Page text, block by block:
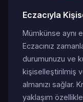
Eczacıyla
Mümkünse aynı
Eczacınız
durumunuzu ve
kişiselleştirilmiş
almanızı sağlar.
yaklaşım